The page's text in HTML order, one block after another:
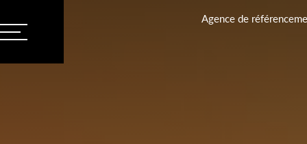
Agence de